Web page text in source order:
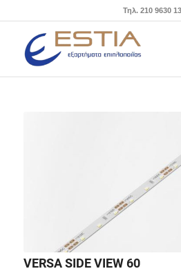
Τηλ. 210 9630
VERSA SIDE VIEW 60